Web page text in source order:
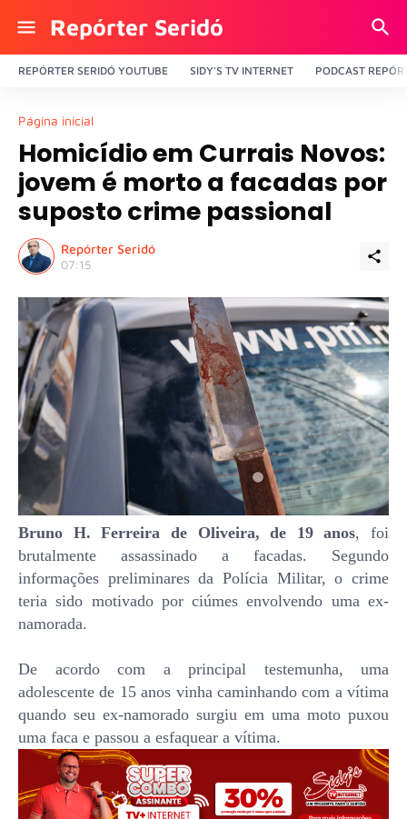
Repórter Seridó
REPÓRTER SERIDÓ YOUTUBE SIDY'S TV INTERNET PODCAST
Página inicial
Homicídio em Currais Novos:
jovem é morto a facadas por
suposto crime passional
Repórter Seridó
07:15
Bruno H. Ferreira de Oliveira, de 19 anos, foi
brutalmente assassinado a facadas. Segundo
informações preliminares da Polícia Militar, o crime
teria sido motivado por ciúmes envolvendo uma ex-
namorada.
De acordo com a principal testemunha, uma
adolescente de 15 anos vinha caminhando com a vítima
quando seu ex-namorado surgiu em uma moto puxou
uma faca e passou a esfaquear a vítima.